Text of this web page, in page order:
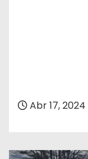
Abr 17, 2024